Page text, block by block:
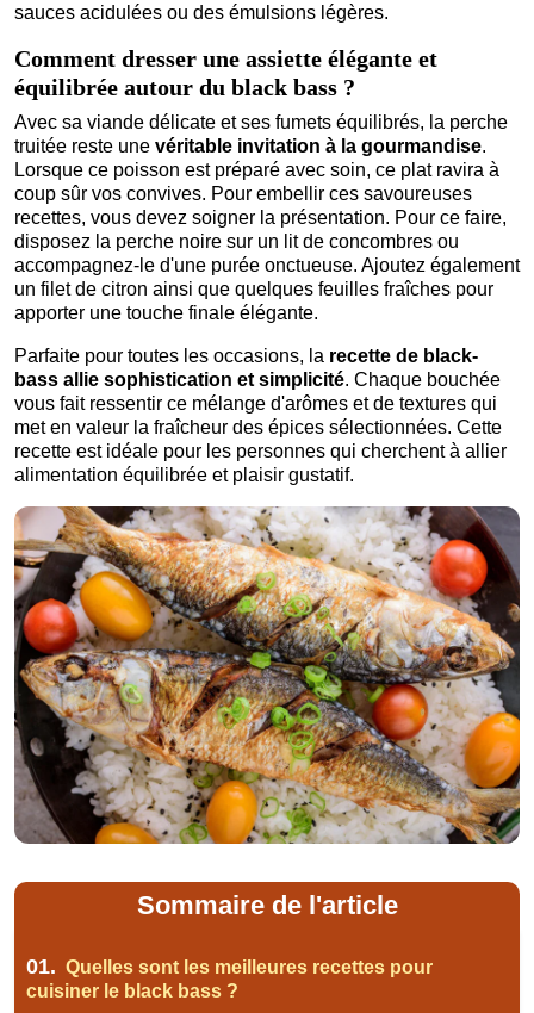
sauces acidulées ou des émulsions légères.
Comment dresser une assiette élégante et
équilibrée autour du black bass ?
Avec sa viande délicate et ses fumets équilibrés, la perche
truitée reste une véritable invitation à la gourmandise.
Lorsque ce poisson est préparé avec soin, ce plat ravira à
coup sûr vos convives. Pour embellir ces savoureuses
recettes, vous devez soigner la présentation. Pour ce faire,
disposez la perche noire sur un lit de concombres ou
accompagnez-le d'une purée onctueuse. Ajoutez également
un filet de citron ainsi que quelques feuilles fraîches pour
apporter une touche finale élégante.
Parfaite pour toutes les occasions, la recette de black-
bass allie sophistication et simplicité. Chaque bouchée
vous fait ressentir ce mélange d'arômes et de textures qui
met en valeur la fraîcheur des épices sélectionnées. Cette
recette est idéale pour les personnes qui cherchent à allier
alimentation équilibrée et plaisir gustatif.
Sommaire de l'article
01. Quelles sont les meilleures recettes pour
cuisiner le black bass ?